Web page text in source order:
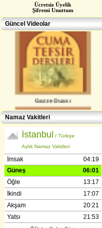
Ücretsiz Üyelik
Şifremi Unuttum
Güncel Videolar
Eğitimcilere ÖZEL
Gazze Duası
Gençlerle İletişim (Günışığı-
Reşitpaşa​) Abdülhamit Kahraman
Namaz Vakitleri